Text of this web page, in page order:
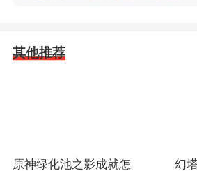
其他推荐
原神绿化池之影成就怎
幻